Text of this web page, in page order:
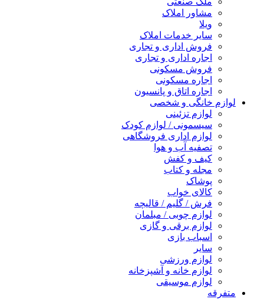
مشاور املاک
ویلا
سایر خدمات املاک
فروش اداری و تجاری
اجاره اداری و تجاری
فروش مسکونی
اجاره مسکونی
اجاره اتاق و پانسیون
لوازم خانگی و شخصی
لوازم تزئینی
سیسمونی / لوازم کودک
لوازم اداری فروشگاهی
تصفیه آب و هوا
کیف و کفش
مجله و کتاب
پوشاک
کالای خواب
فرش / گلیم / قالیچه
لوازم چوبی / مبلمان
لوازم برقی و گازی
اسباب بازی
سایر
لوازم ورزشی
لوازم خانه و آشپزخانه
لوازم موسیقی
متفرقه